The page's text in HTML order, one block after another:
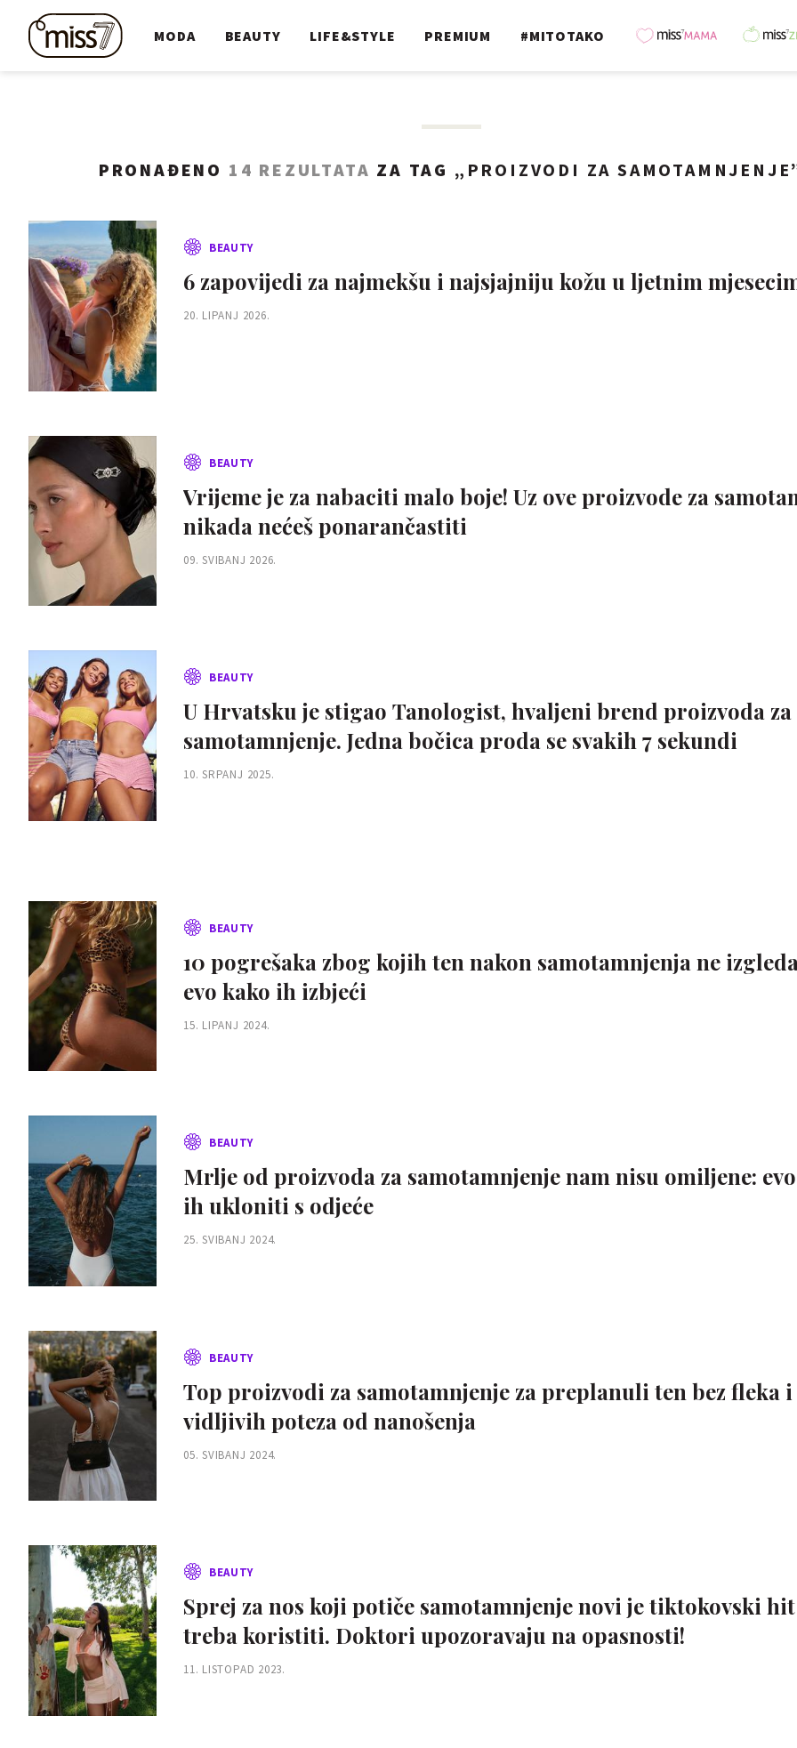
MODA BEAUTY LIFE&STYLE PREMIUM #MITOTAKO
PRONAĐENO 14 REZULTATA ZA TAG „ PROIZVODI ZA SAMOTAMNJENJE
BEAUTY
6 zapovijedi za najmekšu i najsjajniju kožu u ljetnim
20. LIPANJ 2026.
BEAUTY
Vrijeme je za nabaciti malo boje! Uz ove proizvode za
nikada nećeš ponarančastiti
09. SVIBANJ 2026.
BEAUTY
U Hrvatsku je stigao Tanologist, hvaljeni brend proizvoda za
samotamnjenje. Jedna bočica proda se svakih 7 sekundi
10. SRPANJ 2025.
BEAUTY
10 pogrešaka zbog kojih ten nakon samotamnjenja ne
evo kako ih izbjeći
15. LIPANJ 2024.
BEAUTY
Mrlje od proizvoda za samotamnjenje nam nisu omiljene:
ih ukloniti s odjeće
25. SVIBANJ 2024.
BEAUTY
Top proizvodi za samotamnjenje za preplanuli ten bez fleka i
vidljivih poteza od nanošenja
05. SVIBANJ 2024.
BEAUTY
Sprej za nos koji potiče samotamnjenje novi je tiktokovski
treba koristiti. Doktori upozoravaju na opasnosti!
11. LISTOPAD 2023.